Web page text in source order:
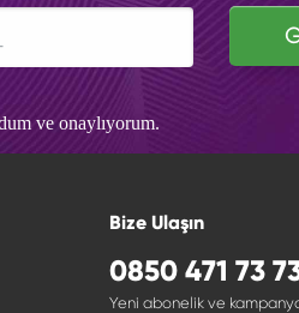
ve onaylıyorum.
Bize Ulaşın
0850 471 73
Yeni abonelik ve